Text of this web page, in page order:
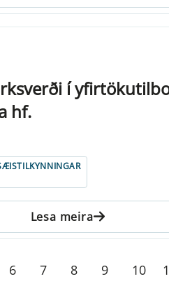
í
hf.
Lesa meira
6 7 8 9 10